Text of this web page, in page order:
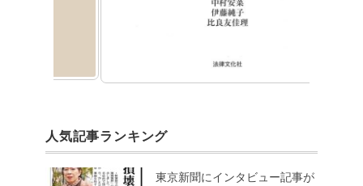
人気記事ランキング
東京新聞にインタビュー記事が